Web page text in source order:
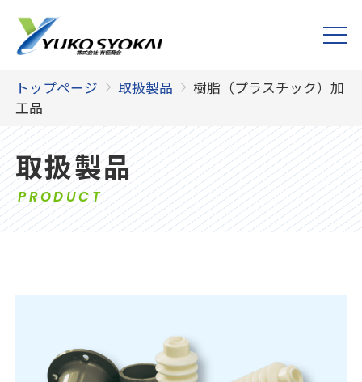
トップページ 取扱製品
樹脂（プラスチック）加
工品
取扱製品
PRODUCT